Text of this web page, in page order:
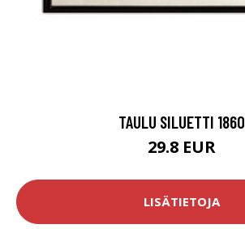
TAULU SILUETTI 1860
29.8 EUR
LISÄTIETOJA